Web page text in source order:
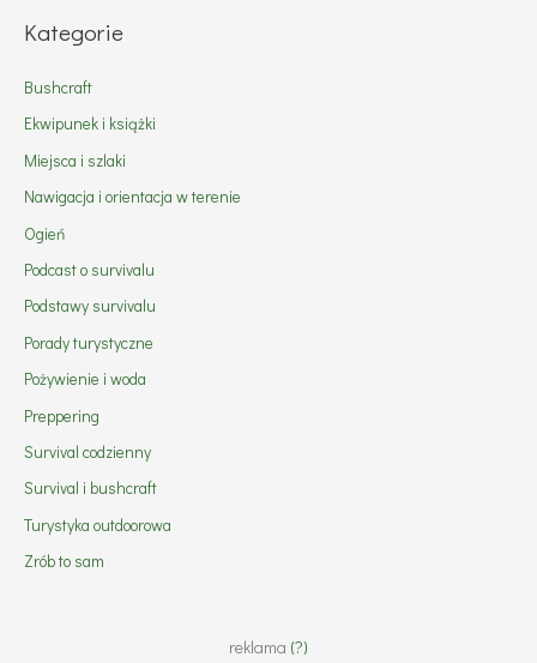
Kategorie
Bushcraft
Ekwipunek i książki
Miejsca i szlaki
Nawigacja i orientacja w terenie
Ogień
Podcast o survivalu
Podstawy survivalu
Porady turystyczne
Pożywienie i woda
Preppering
Survival codzienny
Survival i bushcraft
Turystyka outdoorowa
Zrób to sam
reklama (?)